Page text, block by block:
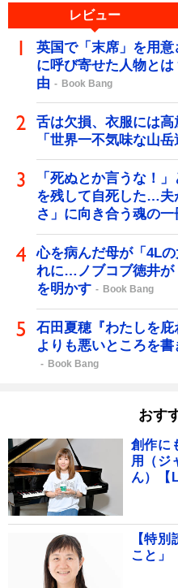
レビュー
英国で「末席」を用意
に呼び寄せた人物と
由
Book Bang
舌は欠損、衣服には
「世界一不気味な山
「死ぬとか言うな！
を残して自死した…夫
さ」に向き合う魂の一
心を病んだ母が「4L
れに…ノブコブ徳井が
を明かす
Book Bang
石田夏穂『わたしを
よりも悪いところを書
Book Bang
おす
創作に
用（ジ
ん）【
【特
こと」